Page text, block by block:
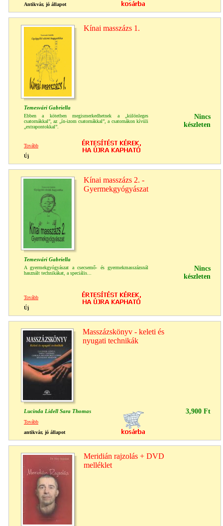
Antikvár, jó állapot
Kínai masszázs 1.
Temesvári Gabriella
Ebben a kötetben megismerkedhetnek a „különleges
csatornákkal”, az „ín-izom csatornákkal”, a csatornákon kívüli
„extrapontokkal”.
Nincs
készleten
Tovább
Új
Kínai masszázs 2. -
Gyermekgyógyászat
Temesvári Gabriella
A gyermekgyógyászat a csecsemő- és gyermekmasszázsnál
használt technikákat, a speciális...
Nincs
készleten
Tovább
Új
Masszázskönyv - keleti és
nyugati technikák
Lucinda Lidell Sara Thomas 3,900 Ft
Tovább
antikvár, jó állapot
Meridián rajzolás + DVD
melléklet